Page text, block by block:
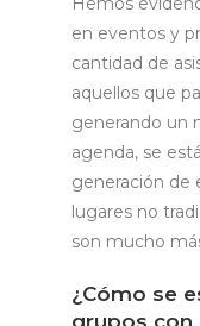
en eventos y
cantidad de
aquellos que
generando un
agenda, se
generación de
lugares no
son mucho
¿Cómo se
grupos con